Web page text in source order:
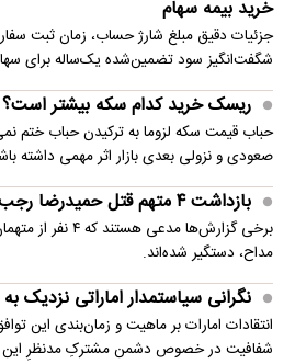
خرید بیمه سهام
جزئیات دقیق مبلغ شارژ حساب، زمان ثبت
شگفت‌انگیز سود تضمین‌شده یک‌ساله برای
ریسک خرید کدام سکه بیشتر است؟
حباب قیمت سکه لزوما به ترکیدن حباب ختم
صعودی و نزولی بعدی بازار اثر مهمی داشته
بازداشت ۴ متهم قتل حمیدرضا رجب‌زاده
برخی گزارش‌ها مدعی
مداح، دستگیر شده‌اند.
نگرانی سیاستمدار اماراتی نزدیک
انتقادات امارات بر ماهیت و زمان‌بندی این
شفافیت در خصوص دشمن مشترکِ مدنظرِ این